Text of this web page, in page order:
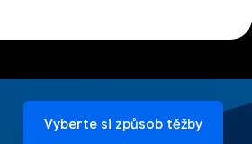
Vyberte si způsob těžby